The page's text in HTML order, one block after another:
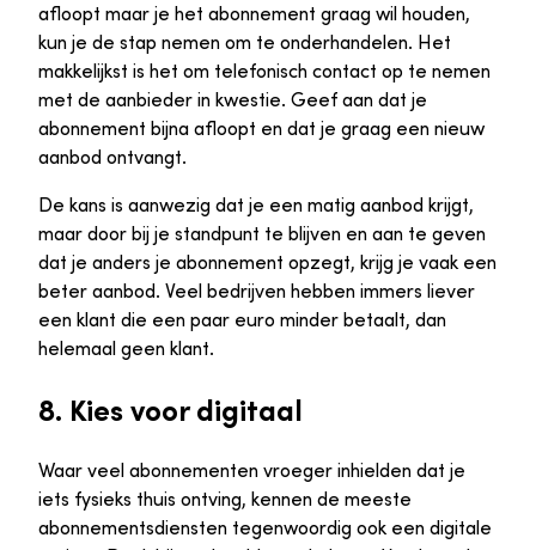
afloopt maar je het abonnement graag wil houden,
kun je de stap nemen om te onderhandelen. Het
makkelijkst is het om telefonisch contact op te nemen
met de aanbieder in kwestie. Geef aan dat je
abonnement bijna afloopt en dat je graag een nieuw
aanbod ontvangt.
De kans is aanwezig dat je een matig aanbod krijgt,
maar door bij je standpunt te blijven en aan te geven
dat je anders je abonnement opzegt, krijg je vaak een
beter aanbod. Veel bedrijven hebben immers liever
een klant die een paar euro minder betaalt, dan
helemaal geen klant.
8. Kies voor digitaal
Waar veel abonnementen vroeger inhielden dat je
iets fysieks thuis ontving, kennen de meeste
abonnementsdiensten tegenwoordig ook een digitale